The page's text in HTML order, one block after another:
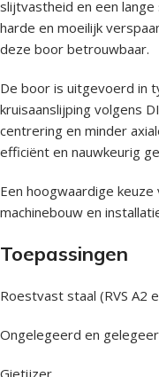
slijtvastheid en een
harde en moeilijk
deze boor betrouwbaar.
De boor is uitgevoerd in
kruisaanslijping volgens
centrering en minder
efficiënt en nauwkeurig
Een hoogwaardige
machinebouw en
Toepassingen
Roestvast staal (RVS A2
Ongelegeerd en
Gietijzer